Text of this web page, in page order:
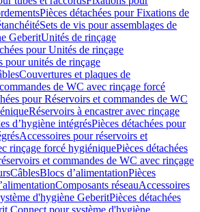
Pièces détachées pour Fixations de
Sets de vis pour assemblages de
GeberitUnités de rinçage
pour Unités de rinçage
pour unités de rinçage
Couvertures et plaques de
de WC avec rinçage forcé
pour Réservoirs et commandes de WC
Réservoirs à encastrer avec rinçage
d’hygiène intégrésPièces détachées pour
Accessoires pour réservoirs et
rinçage forcé hygiéniquePièces détachées
et commandes de WC avec rinçage
CâblesBlocs d’alimentationPièces
Composants réseauAccessoires
d'hygiène GeberitPièces détachées
Connect pour système d'hygiène